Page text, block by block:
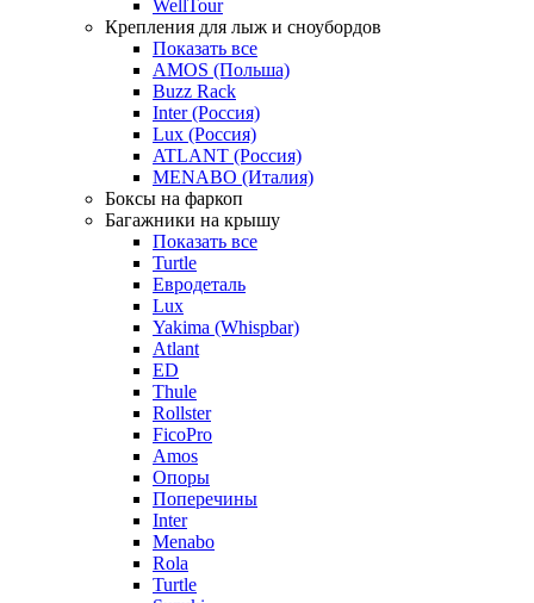
WellTour
Крепления для лыж и сноубордов
Показать все
AMOS (Польша)
Buzz Rack
Inter (Россия)
Lux (Россия)
ATLANT (Россия)
MENABO (Италия)
Боксы на фаркоп
Багажники на крышу
Показать все
Turtle
Евродеталь
Lux
Yakima (Whispbar)
Atlant
ED
Thule
Rollster
FicoPro
Amos
Опоры
Поперечины
Inter
Menabo
Rola
Turtle